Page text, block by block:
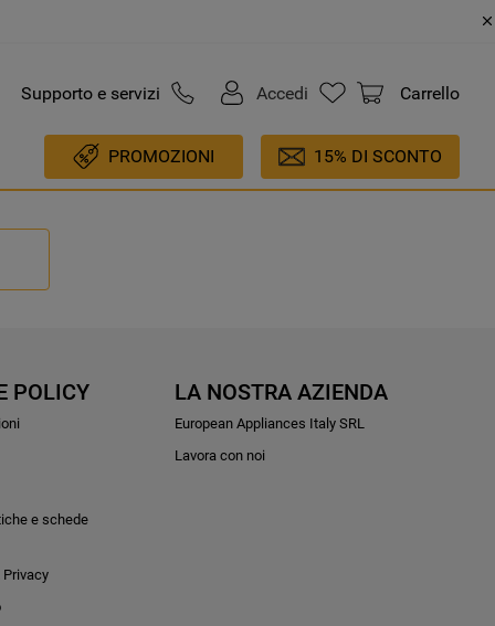
Supporto e servizi Accedi Carrello
PROMOZIONI 15% DI SCONTO
POLICY
e schede
LA NOSTRA AZIENDA
European Appliances Italy SRL
Lavora con noi